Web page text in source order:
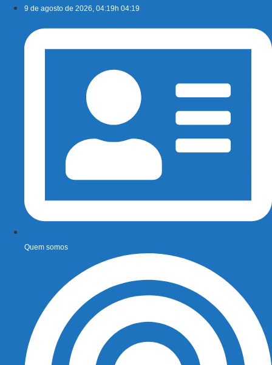
conteúdo
9 de agosto de 2026, 04:19h 04:19
Quem somos